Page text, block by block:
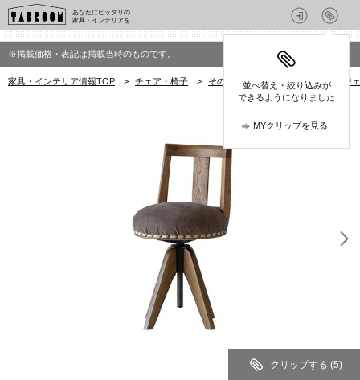
あなたにピッタリの
家具・インテリアを
並べ替え・絞り込みが
できるようになりました
MYクリップを見る
※掲載価格・表記は掲載当時のものです。
家具・インテリア情報TOP > チェア・椅子 > その他チェア > クラッシュプロジ
クリップする (5)